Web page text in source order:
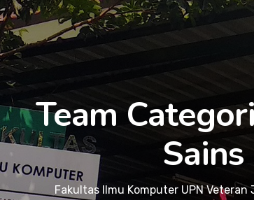
Team
Fakultas Ilmu Komputer UPN Veteran